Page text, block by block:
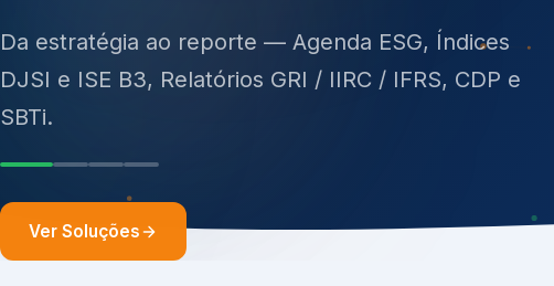
14001, ISO 45001, ONA e PNQ — Gestão de resíduos
sólidos (PGRS/PMGRS).
Ver Soluções